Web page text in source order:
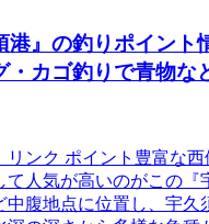
港』の釣りポイント
・カゴ釣りで青物な
リンク ポイント豊富な
て人気が高いのがこの『
中腹地点に位置し、宇久